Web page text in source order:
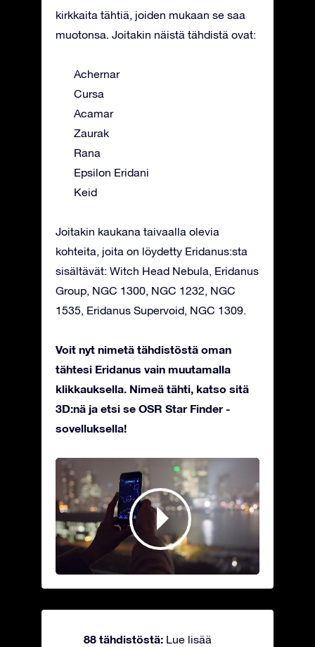
kirkkaita tähtiä, joiden mukaan se saa
muotonsa. Joitakin näistä tähdistä ovat:
Achernar
Cursa
Acamar
Zaurak
Rana
Epsilon Eridani
Keid
Joitakin kaukana taivaalla olevia
kohteita, joita on löydetty Eridanus:sta
sisältävät: Witch Head Nebula, Eridanus
Group, NGC 1300, NGC 1232, NGC
1535, Eridanus Supervoid, NGC 1309.
Voit nyt nimetä tähdistöstä oman
tähtesi Eridanus vain muutamalla
klikkauksella. Nimeä tähti, katso sitä
3D:nä ja etsi se OSR Star Finder -
sovelluksella!
88 tähdistöstä: Lue lisää